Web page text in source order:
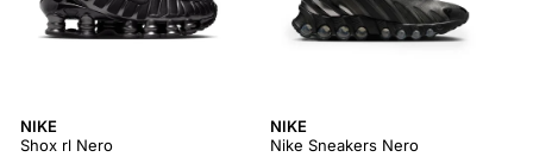
NIKE
Shox rl Nero
NIKE
Nike Sneakers Nero